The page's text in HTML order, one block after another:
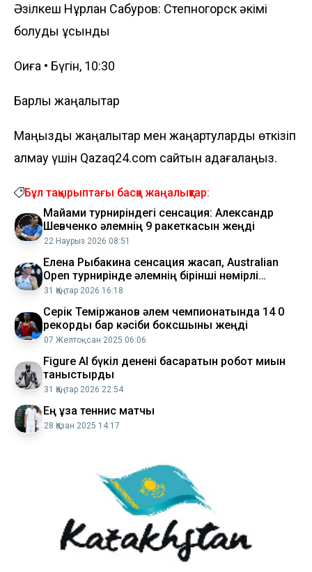
Әзілкеш Нұрлан Сабуров: Степногорск әкімі
болуды ұсынды
Оқиға • Бүгін, 10:30
Барлық жаңалықтар
Маңызды жаңалықтар мен жаңартуларды өткізіп
алмау үшін Qazaq24.com сайтын қадағалаңыз.
Бұл тақырыптағы басқа жаңалықтар:
Майами турниріндегі сенсация: Александр
Шевченко әлемнің 9 ракеткасын жеңді
22 Наурыз 2026 08:51
Елена Рыбакина сенсация жасап, Australian
Open турнирінде әлемнің бірінші нөмірлі
теннисшісін жеңді
31 Қаңтар 2026 16:18
Серік Теміржанов әлем чемпионатында 14 0
рекорды бар кәсіби боксшыны жеңді
07 Желтоқсан 2025 06:06
Figure AI бүкіл денені басқаратын робот миын
таныстырды
31 Қаңтар 2026 22:54
Ең ұзақ теннис матчы
28 Қазан 2025 14:17